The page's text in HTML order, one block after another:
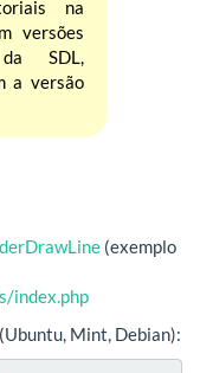
na
versões
SDL,
a versão
(exemplo
index.php
Mint, Debian):